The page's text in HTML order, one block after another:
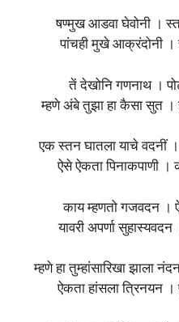
षण्मुख आडवा घेवोनी ।
पांचही मुखे आक्रंदोनी ।
तें देखोनि गणनाथ ।
म्हणे अंबे तुझा हा कैसा सुत
एक स्तन घातला याचे वदनीं
ऐसे ऐकता पिनाकपाणी ।
काय म्हणतो गजवदन ।
यावरी अपर्णा
म्हणे हा तुम्हांसारिखा झाला
ऐकता हांसला त्रिनयन